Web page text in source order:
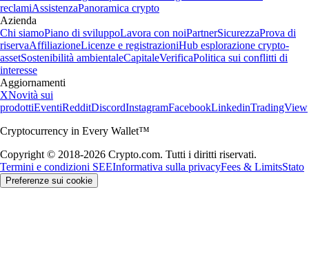
reclamiAssistenzaPanoramica crypto
Azienda
Chi siamoPiano di sviluppoLavora con noiPartnerSicurezzaProva di
riservaAffiliazioneLicenze e registrazioniHub esplorazione crypto-
assetSostenibilità ambientaleCapitaleVerificaPolitica sui conflitti di
interesse
Aggiornamenti
XNovità sui
prodottiEventiRedditDiscordInstagramFacebookLinkedinTradingView
Cryptocurrency in Every Wallet™
Copyright © 2018-2026 Crypto.com. Tutti i diritti riservati.
Termini e condizioni SEEInformativa sulla privacyFees & LimitsStato
Preferenze sui cookie